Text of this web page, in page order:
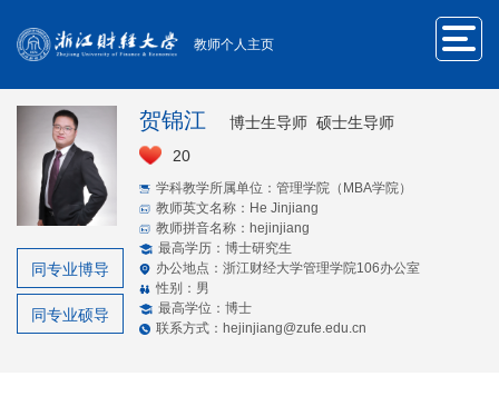
教师个人主页
贺锦江
博士生导师 硕士生导师
20
学科教学所属单位：管理学院（MBA学院）
教师英文名称：He Jinjiang
教师拼音名称：hejinjiang
最高学历：博士研究生
办公地点：浙江财经大学管理学院106办公室
性别：男
最高学位：博士
联系方式：hejinjiang@zufe.edu.cn
同专业博导
同专业硕导